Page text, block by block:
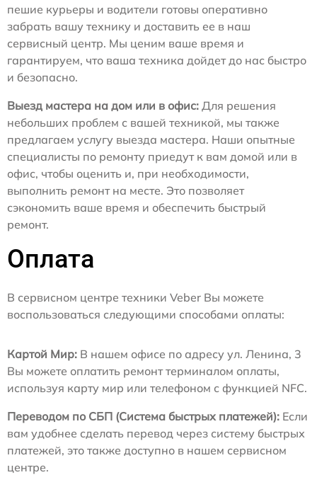
пешие курьеры и водители готовы оперативно
забрать вашу технику и доставить ее в наш
сервисный центр. Мы ценим ваше время и
гарантируем, что ваша техника дойдет до нас быстро
и безопасно.
Выезд мастера на дом или в офис: Для решения
небольших проблем с вашей техникой, мы также
предлагаем услугу выезда мастера. Наши опытные
специалисты по ремонту приедут к вам домой или в
офис, чтобы оценить и, при необходимости,
выполнить ремонт на месте. Это позволяет
сэкономить ваше время и обеспечить быстрый
ремонт.
Оплата
В сервисном центре техники Veber Вы можете
воспользоваться следующими способами оплаты:
Картой Мир: В нашем офисе по адресу ул. Ленина, 3
Вы можете оплатить ремонт терминалом оплаты,
используя карту мир или телефоном с функцией NFC.
Переводом по СБП (Система быстрых платежей): Если
вам удобнее сделать перевод через систему быстрых
платежей, это также доступно в нашем сервисном
центре.